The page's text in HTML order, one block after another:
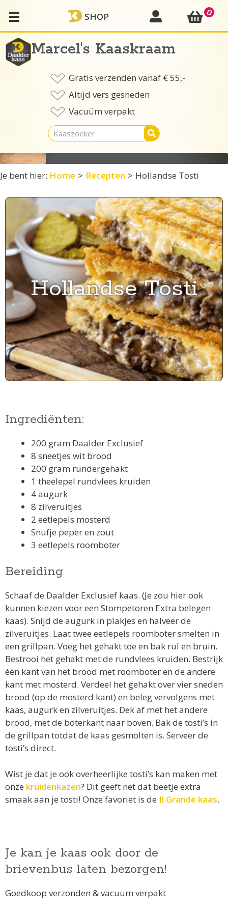
naar
de
inhoud
SHOP mijn account 0
Marcel's Kaaskraam
Gratis verzenden vanaf € 55,-
Altijd vers gesneden
Vacuüm verpakt
Je bent hier: Home > Recepten > Hollandse Tosti
Hollandse Tosti
Ingrediënten:
200 gram Daalder Exclusief
8 sneetjes wit brood
200 gram rundergehakt
1 theelepel rundvlees kruiden
4 augurk
8 zilveruitjes
2 eetlepels mosterd
Snufje peper en zout
3 eetlepels roomboter
Bereiding
Schaaf de Daalder Exclusief kaas. (Je zou hier ook
kunnen kiezen voor een Stompetoren Extra belegen
kaas). Snijd de augurk in plakjes en halveer de
zilveruitjes. Laat twee eetlepels roomboter smelten in
een grillpan. Voeg het gehakt toe en bak rul en bruin.
Bestrooi het gehakt met de rundvlees kruiden. Bestrijk
één kant van het brood met roomboter en de andere
kant met mosterd. Verdeel het gehakt over vier sneden
brood (op de mosterd kant) en beleg vervolgens met
kaas, augurk en zilveruitjes. Dek af met het andere
brood, met de boterkant naar boven. Bak de tosti’s in
de grillpan totdat de kaas gesmolten is. Serveer de
tosti’s direct.
Wist je dat je ook overheerlijke tosti’s kan maken met
onze kruidenkazen? Dit geeft net dat beetje extra
smaak aan je tosti! Onze favoriet is de Il Grande kaas.
Je kan je kaas ook door de
brievenbus laten bezorgen!
Goedkoop verzonden & vacuum verpakt